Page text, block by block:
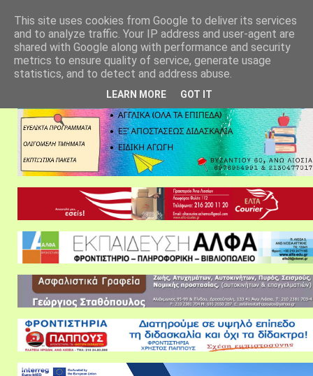
This site uses cookies from Google to deliver its services
and to analyze traffic. Your IP address and user-agent are
shared with Google along with performance and security
metrics to ensure quality of service, generate usage
statistics, and to detect and address abuse.
LEARN MORE GOT IT